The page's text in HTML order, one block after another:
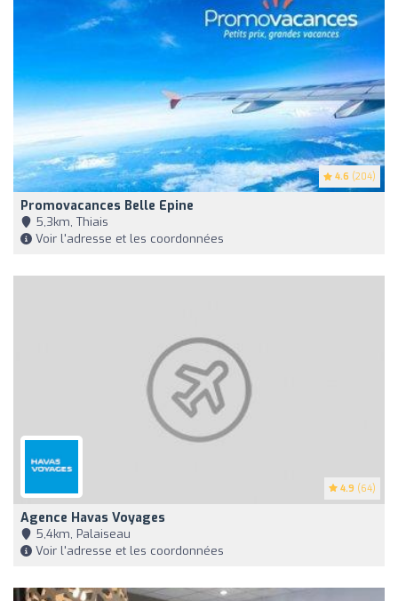
4.6 (204)
Promovacances Belle Epine
5,3km, Thiais
Voir l'adresse et les coordonnées
4.9 (64)
Agence Havas Voyages
5,4km, Palaiseau
Voir l'adresse et les coordonnées